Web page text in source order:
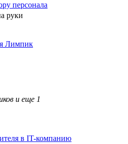
персонала
руки
Лимпик
и еще 1
в IT-компанию